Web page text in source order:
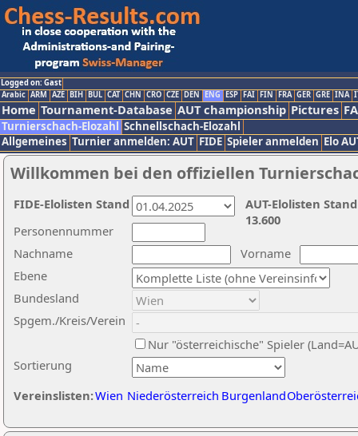
Logged on: Gast
Arabic ARM AZE BIH BUL CAT CHN CRO CZE DEN ENG ESP FAI FIN FRA GER GRE INA
Home Tournament-Database AUT championship Pictures
Turnierschach-Elozahl Schnellschach-Elozahl
Allgemeines Turnier anmelden: AUT FIDE Spieler anmelden Elo
Willkommen bei den offiziellen
Nachname
Vorname
Ebene
Sortierung
Personennummer
Bundesland
Spgem./Kreis/Verein
Nur "österreichische" Spieler
Vereinslisten:Wien Niederösterreich Burgenland
AUT-Elolisten
13.600
FIDE-Elolisten Stand